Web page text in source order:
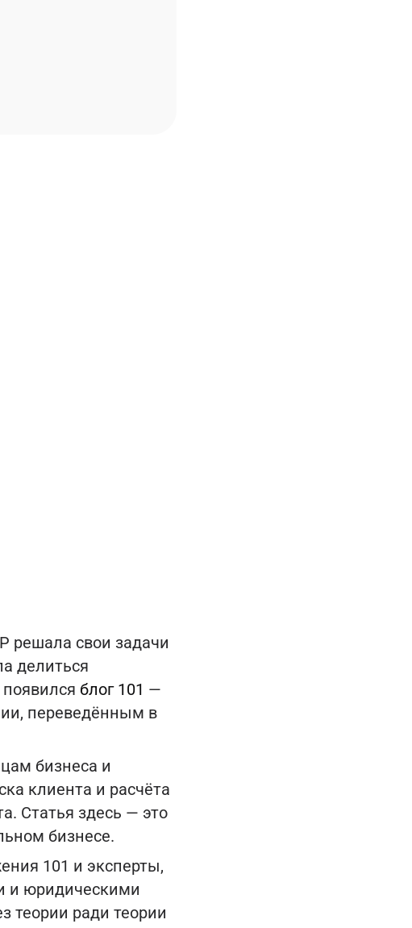
решала свои задачи
делиться
блог 101 —
переведённым в
бизнеса и
клиента и расчёта
Статья здесь — это
бизнесе.
101 и эксперты,
и юридическими
теории ради теории